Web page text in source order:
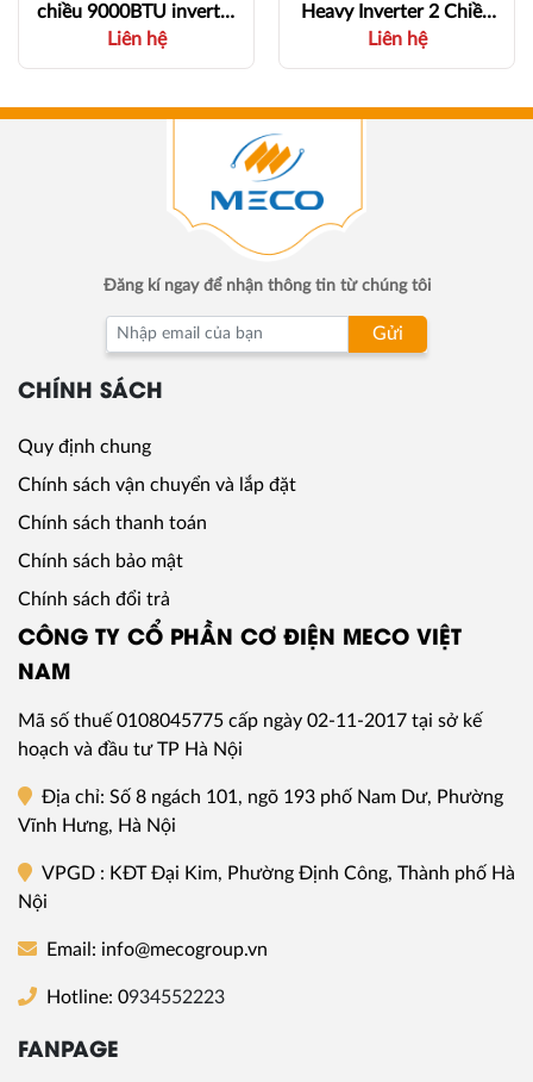
chiều 9000BTU inverter
FTHF25XVMV /
RHF25XVMV - 1 HP ~
Liên hệ
Heavy Inverter 2 Chiều
24.000 BTU
(SRK/SRC71ZRS-W5) -
Chiều
Liên hệ
CÔNG TY CỔ PHẦN CƠ ĐIỆN MECO VIỆT
NAM
Mã số thuế0108045775 cấp ngày 02-11-2017 tại sở kế
hoạch và đầu tư TP Hà Nội
Địa chỉ: Số 8 ngách 101, ngõ 193 phố Nam Dư, Phường
Vĩnh Hưng, Hà Nội
VPGD : KĐT Đại Kim, Phường Định Công, Thành phố Hà
Nội
Email: info@mecogroup.vn
Hotline: 0934552223
Đăng kí ngay để nhận thông tin từ chúng tôi
Gửi
CHÍNH SÁCH
Quy định chung
Chính sách vận chuyển và lắp đặt
Chính sách thanh toán
Chính sách bảo mật
Chính sách đổi trả
FANPAGE